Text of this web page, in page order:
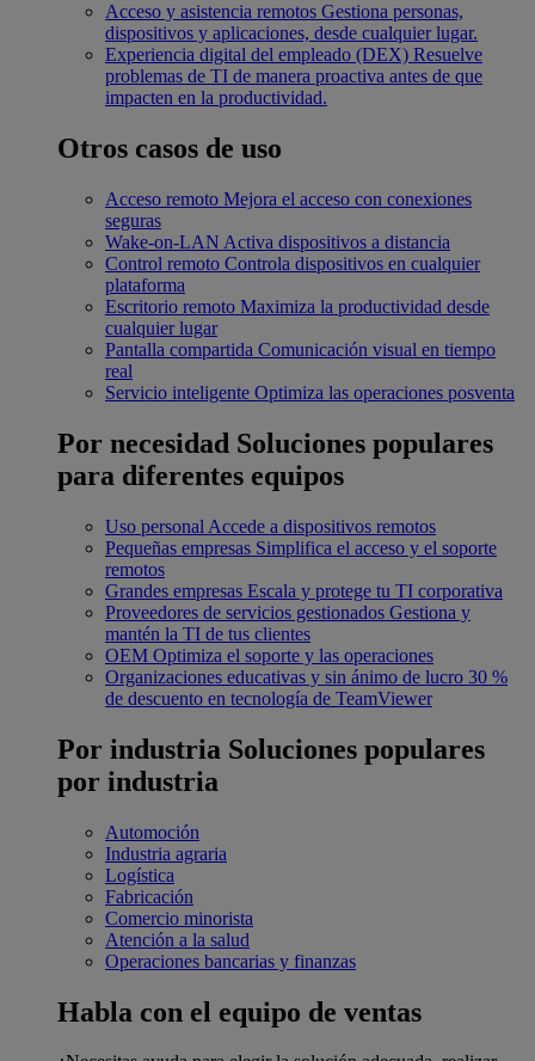
Acceso y asistencia remotos Gestiona personas,
dispositivos y aplicaciones, desde cualquier lugar.
Experiencia digital del empleado (DEX) Resuelve
problemas de TI de manera proactiva antes de que
impacten en la productividad.
Otros casos de uso
Acceso remoto Mejora el acceso con conexiones
seguras
Wake-on-LAN Activa dispositivos a distancia
Control remoto Controla dispositivos en cualquier
plataforma
Escritorio remoto Maximiza la productividad desde
cualquier lugar
Pantalla compartida Comunicación visual en tiempo
real
Servicio inteligente Optimiza las operaciones posventa
Por necesidad Soluciones populares
para diferentes equipos
Uso personal Accede a dispositivos remotos
Pequeñas empresas Simplifica el acceso y el soporte
remotos
Grandes empresas Escala y protege tu TI corporativa
Proveedores de servicios gestionados Gestiona y
mantén la TI de tus clientes
OEM Optimiza el soporte y las operaciones
Organizaciones educativas y sin ánimo de lucro 30 %
de descuento en tecnología de TeamViewer
Por industria Soluciones populares
por industria
Automoción
Industria agraria
Logística
Fabricación
Comercio minorista
Atención a la salud
Operaciones bancarias y finanzas
Habla con el equipo de ventas